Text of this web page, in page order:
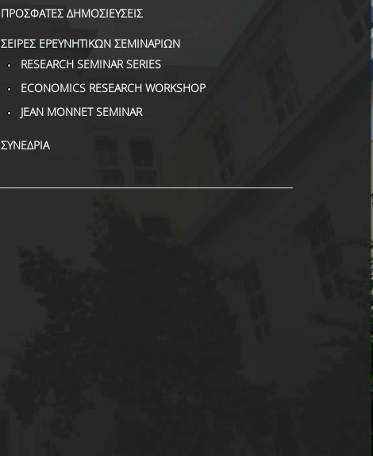
ΠΡΟΣΦΑΤΕΣ ΔΗΜΟΣΙΕΥΣΕΙΣ
ΣΕΙΡΕΣ ΕΡΕΥΝΗΤΙΚΩΝ ΣΕΜΙΝΑΡΙΩΝ
RESEARCH SEMINAR SERIES
ECONOMICS RESEARCH WORKSHOP
JEAN MONNET SEMINAR
ΣΥΝΕΔΡΙΑ